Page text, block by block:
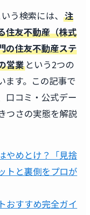
う検索には、 注
住友不動産（株式
の住友不動産ステ
営業という2つの
ます。この記事で
口コミ・公式デー
つさの実態を解説
やめとけ？「見捨
トと裏側をプロが
おすすめ完全ガイ